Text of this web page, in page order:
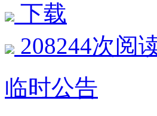
下载
208244次阅
临时公告